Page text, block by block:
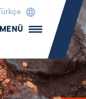
Türkçe
MENÜ